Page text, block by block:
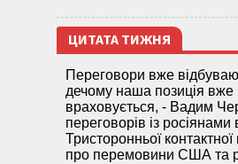
ЦИТАТА ТИЖНЯ
Переговори вже
дечому наша позиція вже
враховується, - Вадим
переговорів із росіянами
Тристоронньої
про перемовини США та